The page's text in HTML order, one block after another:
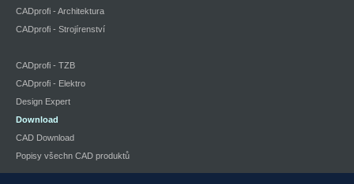
CADprofi - Architektura
CADprofi - Strojírenství
CADprofi - TZB
CADprofi - Elektro
Design Expert
Download
CAD Download
Popisy všechn CAD produktů